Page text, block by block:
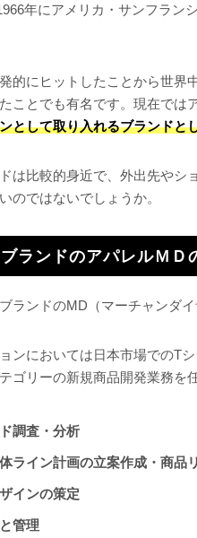
年にアメリカ・サンフラン
的にヒットしたことから世界
ことでも有名です。現在では
として取り入れるブランドと
は比較的身近で、外出先やシ
のではないでしょうか。
ランドのアパレルＭＤ
ランドのMD（マーチャンダ
ンにおいては日本市場でのT
ゴリーの新規商品開発業務を
調査・分析
ライン計画の立案作成・商品
インの策定
管理